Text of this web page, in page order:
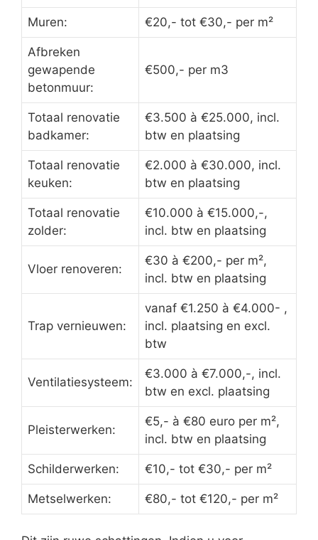
Muren: €20,- tot €30,- per m²
Afbreken
gewapende
betonmuur:
€500,- per m3
Totaal renovatie
badkamer:
€3.500 à €25.000, incl.
btw en plaatsing
Totaal renovatie
keuken:
€2.000 à €30.000, incl.
btw en plaatsing
Totaal renovatie
zolder:
€10.000 à €15.000,-,
incl. btw en plaatsing
Vloer renoveren:
€30 à €200,- per m²,
incl. btw en plaatsing
Trap vernieuwen:
vanaf €1.250 à €4.000- ,
incl. plaatsing en excl.
btw
Ventilatiesysteem:
€3.000 à €7.000,-, incl.
btw en excl. plaatsing
Pleisterwerken:
€5,- à €80 euro per m²,
incl. btw en plaatsing
Schilderwerken: €10,- tot €30,- per m²
Metselwerken: €80,- tot €120,- per m²